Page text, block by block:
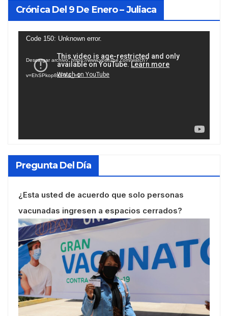
Crónica Del 9 De Enero – Juliaca
Reproductor
vídeo
Code 150: Unknown error.
Descargar archivo: https://www.youtube.com/watch?
v=EhSPkop8KPY&_=1
Pregunta Del Día
¿Esta usted de acuerdo que solo personas
vacunadas ingresen a espacios cerrados?